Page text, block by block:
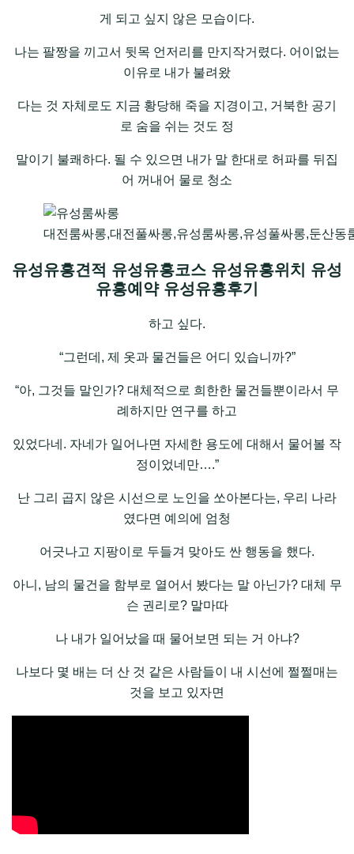
게 되고 싶지 않은 모습이다.
나는 팔짱을 끼고서 뒷목 언저리를 만지작거렸다. 어이없는
이유로 내가 불려왔
다는 것 자체로도 지금 황당해 죽을 지경이고, 거북한 공기
로 숨을 쉬는 것도 정
말이기 불쾌하다. 될 수 있으면 내가 말 한대로 허파를 뒤집
어 꺼내어 물로 청소
대전룸싸롱,대전풀싸롱,유성룸싸롱,유성풀싸롱,둔산
유성유흥견적 유성유흥코스 유성유흥위치 유성
유흥예약 유성유흥후기
하고 싶다.
“그런데, 제 옷과 물건들은 어디 있습니까?”
“아, 그것들 말인가? 대체적으로 희한한 물건들뿐이라서 무
례하지만 연구를 하고
있었다네. 자네가 일어나면 자세한 용도에 대해서 물어볼 작
정이었네만….”
난 그리 곱지 않은 시선으로 노인을 쏘아본다는, 우리 나라
였다면 예의에 엄청
어긋나고 지팡이로 두들겨 맞아도 싼 행동을 했다.
아니, 남의 물건을 함부로 열어서 봤다는 말 아닌가? 대체 무
슨 권리로? 말마따
나 내가 일어났을 때 물어보면 되는 거 아냐?
나보다 몇 배는 더 산 것 같은 사람들이 내 시선에 쩔쩔매는
것을 보고 있자면